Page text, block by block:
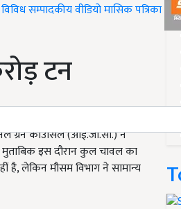
विविधसम्पादकीयवीडियोमासिक पत्रिका
टन
ग्रेन काउंसिल (आई.जी.सी.) ने
इस दौरान कुल चावल का
है, लेकिन मौसम विभाग ने सामान्‍य